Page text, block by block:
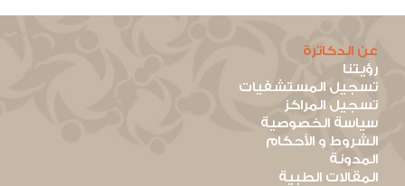
عن الدكاترة
رؤيتنا
تسجيل المستشفيات
تسجيل المراكز
سياسة الخصوصية
الشروط و الأحكام
المدونة
المقالات الطبية